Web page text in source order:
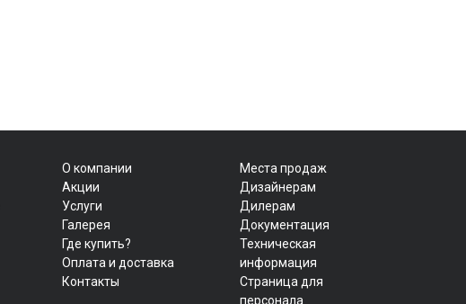
О компании
Акции
Услуги
Галерея
Где купить?
Оплата и доставка
Контакты
Места продаж
Дизайнерам
Дилерам
Документация
Техническая
информация
Страница для
персонала